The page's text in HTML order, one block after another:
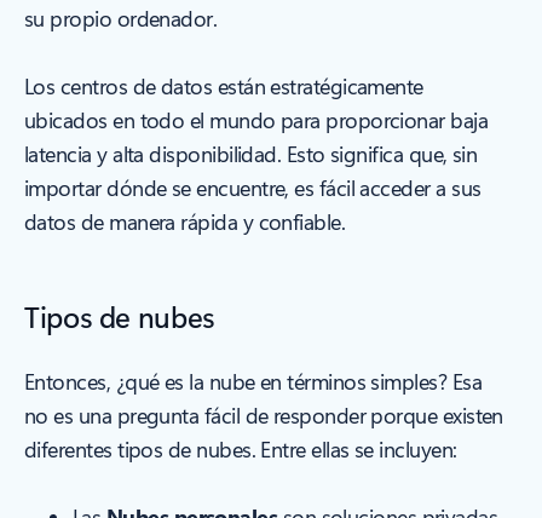
su propio ordenador.
Los centros de datos están estratégicamente
ubicados en todo el mundo para proporcionar baja
latencia y alta disponibilidad. Esto significa que, sin
importar dónde se encuentre, es fácil acceder a sus
datos de manera rápida y confiable.
Tipos de nubes
Entonces, ¿qué es la nube en términos simples? Esa
no es una pregunta fácil de responder porque existen
diferentes tipos de nubes. Entre ellas se incluyen: